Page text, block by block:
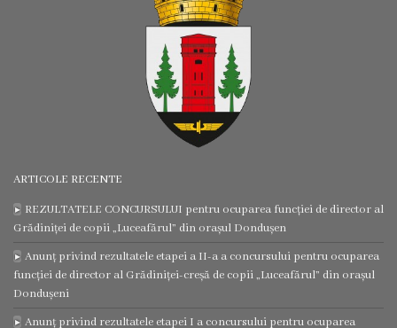
adeverințelor
autorizațiilor
de
cereri
Media
Video
ARTICOLE RECENTE
REZULTATELE CONCURSULUI pentru ocuparea funcției de director al
Grădiniței de copii „Luceafărul” din orașul Dondușen
Anunț privind rezultatele etapei a II-a a concursului pentru ocuparea
funcției de director al Grădiniței-creșă de copii „Luceafărul” din orașul
Dondușeni
Anunț privind rezultatele etapei I a concursului pentru ocuparea